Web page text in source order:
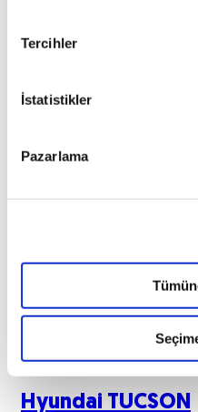
Tercihler
İstatistikler
Pazarlama
Hyundai TUCSON